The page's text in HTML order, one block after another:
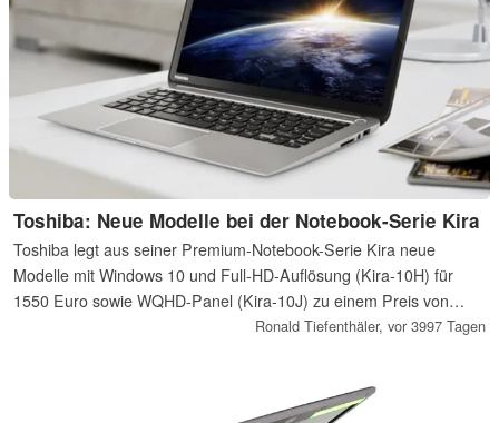
Toshiba: Neue Modelle bei der Notebook-Serie Kira
Toshiba legt aus seiner Premium-Notebook-Serie Kira neue
Modelle mit Windows 10 und Full-HD-Auflösung (Kira-10H) für
1550 Euro sowie WQHD-Panel (Kira-10J) zu einem Preis von
Ronald Tiefenthäler, vor 3997 Tagen